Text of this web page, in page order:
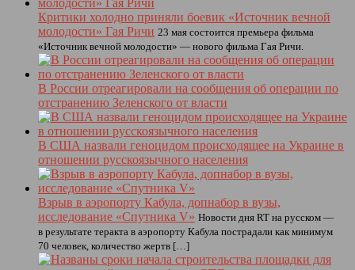
Критики холодно приняли боевик «Источник вечной
молодости» Гая Ричи 23 мая состоится премьера фильма
«Источник вечной молодости» — нового фильма Гая Ричи.
В России отреагировали на сообщения об операции по
отстранению Зеленского от власти
В США назвали геноцидом происходящее на Украине в
отношении русскоязычного населения
Взрыв в аэропорту Кабула, допнабор в вузы,
исследование «Спутника V» Новости дня RT на русском —
в результате теракта в аэропорту Кабула пострадали как минимум
70 человек, количество жертв […]